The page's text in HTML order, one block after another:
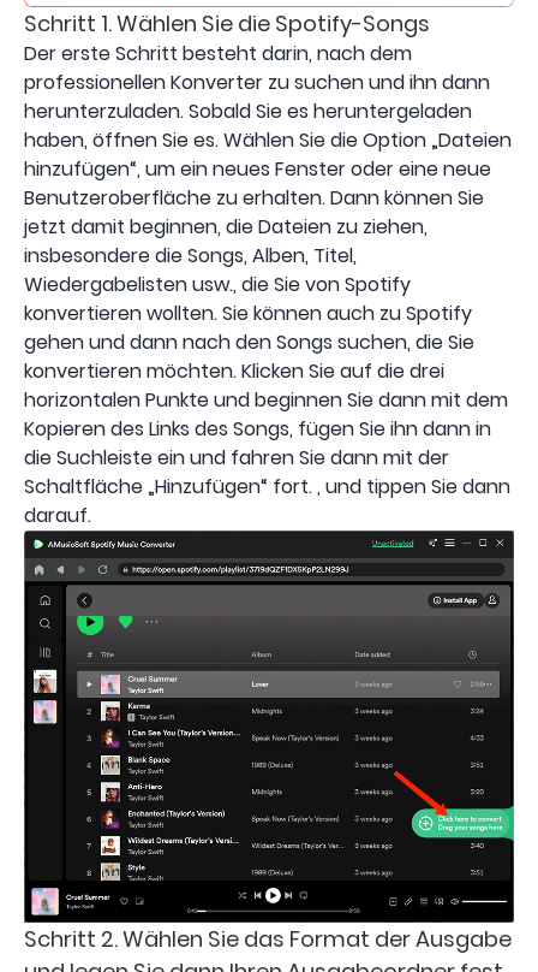
Schritt 1. Wählen Sie die Spotify-Songs
Der erste Schritt besteht darin, nach dem
professionellen Konverter zu suchen und ihn dann
herunterzuladen. Sobald Sie es heruntergeladen
haben, öffnen Sie es. Wählen Sie die Option „Dateien
hinzufügen“, um ein neues Fenster oder eine neue
Benutzeroberfläche zu erhalten. Dann können Sie
jetzt damit beginnen, die Dateien zu ziehen,
insbesondere die Songs, Alben, Titel,
Wiedergabelisten usw., die Sie von Spotify
konvertieren wollten. Sie können auch zu Spotify
gehen und dann nach den Songs suchen, die Sie
konvertieren möchten. Klicken Sie auf die drei
horizontalen Punkte und beginnen Sie dann mit dem
Kopieren des Links des Songs, fügen Sie ihn dann in
die Suchleiste ein und fahren Sie dann mit der
Schaltfläche „Hinzufügen“ fort. , und tippen Sie dann
darauf.
Schritt 2. Wählen Sie das Format der Ausgabe